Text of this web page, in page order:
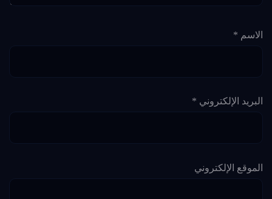
الاسم *
البريد الإلكتروني *
الموقع الإلكتروني